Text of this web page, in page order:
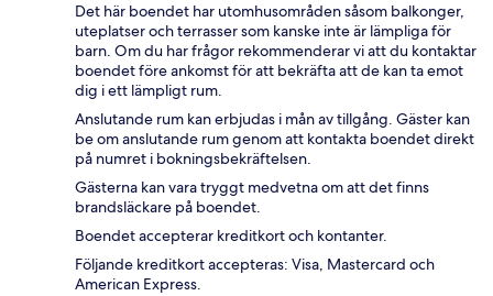
Det här boendet har utomhusområden såsom balkonger,
uteplatser och terrasser som kanske inte är lämpliga för
barn. Om du har frågor rekommenderar vi att du kontaktar
boendet före ankomst för att bekräfta att de kan ta emot
dig i ett lämpligt rum.
Anslutande rum kan erbjudas i mån av tillgång. Gäster kan
be om anslutande rum genom att kontakta boendet direkt
på numret i bokningsbekräftelsen.
Gästerna kan vara tryggt medvetna om att det finns
brandsläckare på boendet.
Boendet accepterar kreditkort och kontanter.
Följande kreditkort accepteras: Visa, Mastercard och
American Express.